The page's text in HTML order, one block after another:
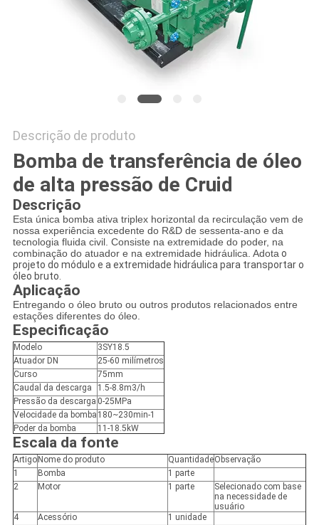
Descrição de produto
Bomba de transferência de óleo
de alta pressão de Cruid
Descrição
Esta única bomba ativa triplex horizontal da recirculação vem de
nossa experiência excedente do R&D de sessenta-ano e da
tecnologia fluida civil. Consiste na extremidade do poder, na
combinação do atuador e na extremidade hidráulica. Adotao
projeto do módulo e a extremidade hidráulica para transportar o
óleo bruto.
Aplicação
Entregando o óleo bruto ou outros produtos relacionados entre
estações diferentes do óleo.
Especificação
Modelo
3SY18.5
Atuador DN
25-60 milímetros
Curso
75mm
Caudal da descarga
1.5-8.8m3/h
Pressão da descarga 0-25MPa
Velocidade da bomba 180~230min-1
Poder da bomba
11-18.5kW
Escala da fonte
Artigo Nome do produto QuantidadeObservação
1
Bomba
1 parte
2
Motor 1 parte
Selecionado com base
na necessidade de
usuário
4
Acessório
1 unidade